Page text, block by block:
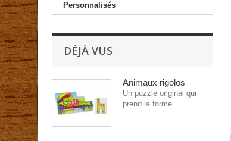
Personnalisés
DÉJÀ VUS
Animaux rigolos
Un puzzle original qui
prend la forme...